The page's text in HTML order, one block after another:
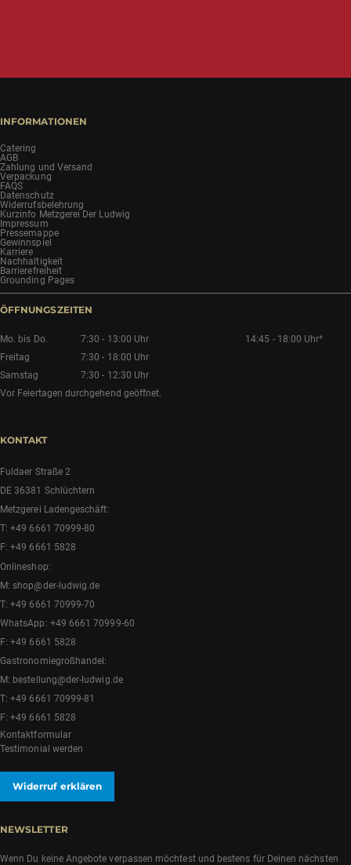
INFORMATIONEN
Catering
AGB
Zahlung und Versand
Verpackung
FAQS
Datenschutz
Widerrufsbelehrung
Kurzinfo Metzgerei Der Ludwig
Impressum
Pressemappe
Gewinnspiel
Karriere
Nachhaltigkeit
Barrierefreiheit
Grounding Pages
ÖFFNUNGSZEITEN
Mo. bis Do. 7:30 - 13:00 Uhr
14:45 - 18:00 Uhr*
Freitag
7:30 - 18:00 Uhr
Samstag
7:30 - 12:30 Uhr
Vor Feiertagen durchgehend geöffnet.
KONTAKT
Fuldaer Straße 2
DE 36381 Schlüchtern
Metzgerei Ladengeschäft:
T:+49 6661 70999-80
F: +49 6661 5828
Onlineshop:
M:shop@der-ludwig.de
T:+49 6661 70999-70
WhatsApp: +49 6661 70999-60
F: +49 6661 5828
Gastronomiegroßhandel:
M: bestellung@der-ludwig.de
T:+49 6661 70999-81
F: +49 6661 5828
Kontaktformular
Testimonial werden
Widerruf erklären
NEWSLETTER
Wenn Du keine Angebote verpassen möchtest und bestens für Deinen nächsten